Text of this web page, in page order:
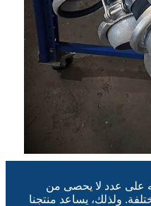
على عدد لا يحصى من
ولذلك، يساعد منتجنا